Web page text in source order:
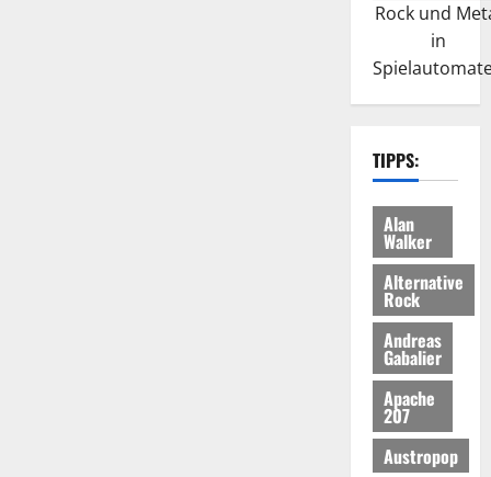
Rock und
in
TIPPS:
Alan
Walker
Alternative
Rock
Andreas
Gabalier
Apache
207
Austropop